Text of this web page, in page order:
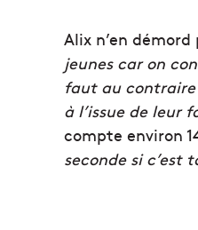
Alix n’en
jeunes car on
faut au contraire
à l’issue de leur
compte environ
seconde si c’est